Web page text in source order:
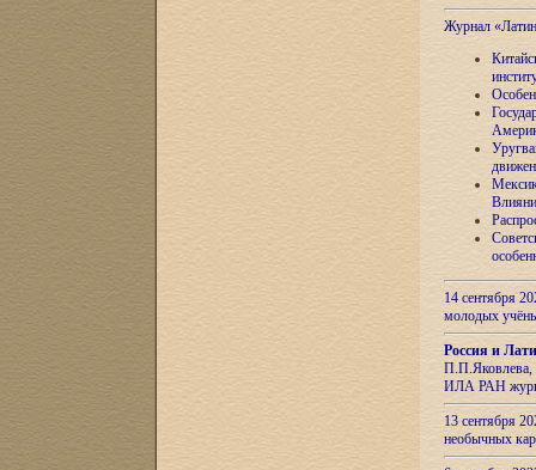
Журнал
14 сентября
молодых
Россия и
П.П.Яковлева,
ИЛА РАН
13 сентября
необычных